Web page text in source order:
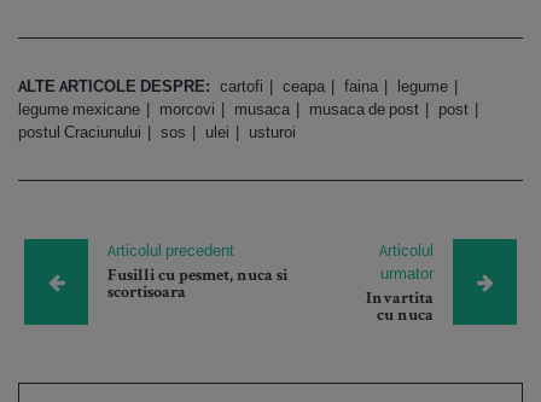
ALTE ARTICOLE DESPRE: cartofi ceapa faina
legume
legume mexicane
morcovi musaca musaca de post
post
postul Craciunului
sos ulei usturoi
Articolul precedent
Fusilli cu pesmet, nuca si
scortisoara
Articolul
urmator
Invartita
cu nuca